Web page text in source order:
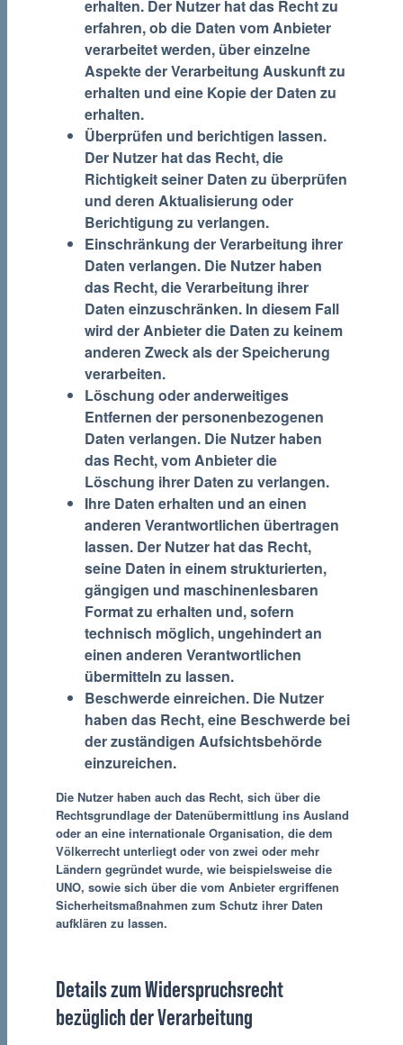
erhalten. Der Nutzer hat das Recht zu
erfahren, ob die Daten vom Anbieter
verarbeitet werden, über einzelne
Aspekte der Verarbeitung Auskunft zu
erhalten und eine Kopie der Daten zu
erhalten.
Überprüfen und berichtigen lassen.
Der Nutzer hat das Recht, die
Richtigkeit seiner Daten zu überprüfen
und deren Aktualisierung oder
Berichtigung zu verlangen.
Einschränkung der Verarbeitung ihrer
Daten verlangen. Die Nutzer haben
das Recht, die Verarbeitung ihrer
Daten einzuschränken. In diesem Fall
wird der Anbieter die Daten zu keinem
anderen Zweck als der Speicherung
verarbeiten.
Löschung oder anderweitiges
Entfernen der personenbezogenen
Daten verlangen. Die Nutzer haben
das Recht, vom Anbieter die
Löschung ihrer Daten zu verlangen.
Ihre Daten erhalten und an einen
anderen Verantwortlichen übertragen
lassen. Der Nutzer hat das Recht,
seine Daten in einem strukturierten,
gängigen und maschinenlesbaren
Format zu erhalten und, sofern
technisch möglich, ungehindert an
einen anderen Verantwortlichen
übermitteln zu lassen.
Beschwerde einreichen. Die Nutzer
haben das Recht, eine Beschwerde bei
der zuständigen Aufsichtsbehörde
einzureichen.
Die Nutzer haben auch das Recht, sich über die
Rechtsgrundlage der Datenübermittlung ins Ausland
oder an eine internationale Organisation, die dem
Völkerrecht unterliegt oder von zwei oder mehr
Ländern gegründet wurde, wie beispielsweise die
UNO, sowie sich über die vom Anbieter ergriffenen
Sicherheitsmaßnahmen zum Schutz ihrer Daten
aufklären zu lassen.
Details zum Widerspruchsrecht
bezüglich der Verarbeitung